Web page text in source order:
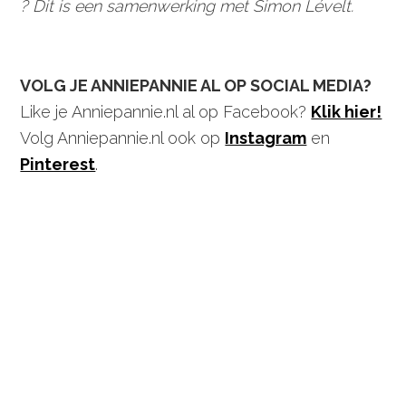
? Dit is een samenwerking met Simon Lévelt.
VOLG JE ANNIEPANNIE AL OP SOCIAL MEDIA?
Like je Anniepannie.nl al op Facebook? Klik hier!
Volg Anniepannie.nl ook op Instagram en
Pinterest.